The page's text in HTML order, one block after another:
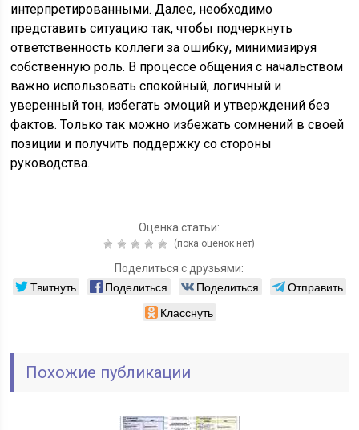
интерпретированными. Далее, необходимо
представить ситуацию так, чтобы подчеркнуть
ответственность коллеги за ошибку, минимизируя
собственную роль. В процессе общения с начальством
важно использовать спокойный, логичный и
уверенный тон, избегать эмоций и утверждений без
фактов. Только так можно избежать сомнений в своей
позиции и получить поддержку со стороны
руководства.
Оценка статьи:
(пока оценок нет)
Поделиться с друзьями:
Твитнуть Поделиться Поделиться
Отправить
Класснуть
Похожие публикации